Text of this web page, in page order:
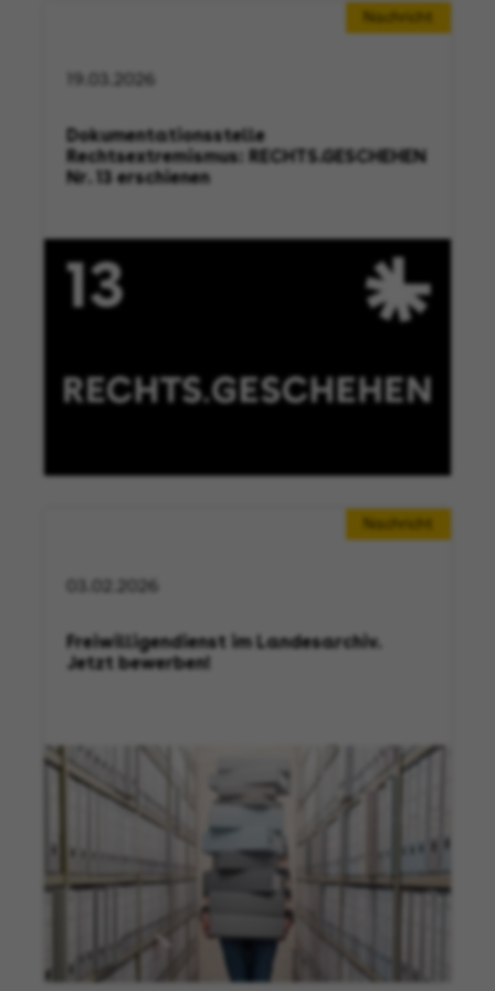
Nachricht
19.03.2026
Dokumentationsstelle
Rechtsextremismus: RECHTS.GESCHEHEN
Nr. 13 erschienen
Nachricht
03.02.2026
Freiwilligendienst im Landesarchiv.
Jetzt bewerben!